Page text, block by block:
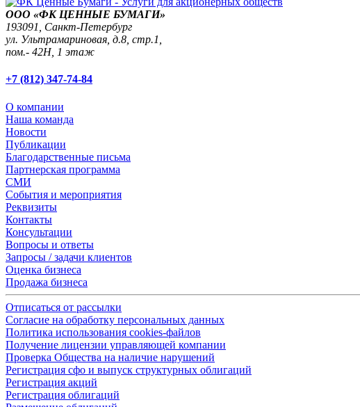
ООО «ФК ЦЕННЫЕ БУМАГИ»
193091, Санкт-Петербург
ул. Ультрамариновая, д.8, стр.1,
пом.- 42Н, 1 этаж
+7 (812) 347-74-84
О компании
Наша команда
Новости
Публикации
Благодарственные письма
Партнерская программа
СМИ
События и мероприятия
Реквизиты
Контакты
Консультации
Вопросы и ответы
Запросы / задачи клиентов
Оценка бизнеса
Продажа бизнеса
Отписаться от рассылки
Согласие на обработку персональных данных
Политика использования cookies-файлов
Получение лицензии управляющей компании
Проверка Общества на наличие нарушений
Регистрация сфо и выпуск структурных облигаций
Регистрация акций
Регистрация облигаций